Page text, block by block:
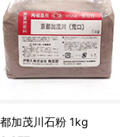
加茂川石粉 1kg